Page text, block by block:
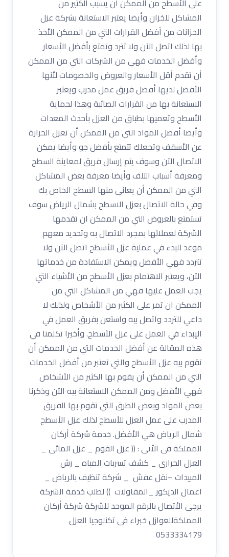
على الأسطح من الممكن أن يسبب الكثير من
المشاكل للخزان وأيضا يعتبر الاستعانة بشركة عزل
الخزانات من أفضل القرارات التي من الممكن الأخذ
بها لذلك اتصل الآن ولا تترد وتمتع بأفضل الأسعار
وأفضل الخدمات فهي من الشركات التي من الممكن
أن تقدم أقل الأسعار والعروض والخصومات لأنها
الأفضل لديها أفضل فريق عمل مدرب ويعتبر
الاستعانة بها من القرارات الصائبة وهذا لحماية
الأسطح وتعميها بطباق من العزل بأحدث المعدات
وأيضا أفضل المواد التي من الممكن أن تعزل الحرارة
عن الأسقف وتجعلك تتمتع بأفضل جو وأيضا يمكن
الاتصال الآن وسوف يتم إرسال فريق لمعاينة السطح
ومعرفة أسباب التلف وأيضا معرفة بعض المشاكل
التي من الممكن أن يعانى منها السطح الخاص بك
وفي حالة الاتصال بعزل الاسطح بشمال الرياض سوف
تستمتع بالعروض التي من الممكن ان تقدمها
الشركة لعملائها بمجرد الاتصال به وتحديد معهم
موعد للبدء في عملية عزل الأسطح اتصل الآن ولا
تتردد فهي الأفضل ويمكن الاستفادة من خدماتها
الآن، ويعتبر الاهتمام بعزل الأسطح من الأشياء التي
يجب العمل عليها فهي من المشاكل التي من
الممكن ان تمر على الكثير من الأشخاص ولذلك لا
داعي للتردد واتصل بيه واستعن بفريق العمل في
الإبداء في العمل على عزل الأسطح. وأخيرا تكلمنا في
هذه المقالة عن أفضل الخدمات التي من الممكن أن
تقوم بيه عزل الأسطح والتي تعتبر من أفضل الخدمات
التي من الممكن أن يقوم بها الكثير من الأشخاص
فهي الأفضل ومن الممكن الاستعانة بيه الآن وذكرنا
بعض المواد وبعض الطرق التي تقوم بها الفريق
المدرب على عمل العزل للأسطح لذلك عزل الأسطح
شمال الرياض هي الأفضل. خدمة شركة أركان
المملكة فى الاْتى : (( عزل الفوم _ عزل المائى _
العزل الحرارى _ كشف تسربات المياه _ رش
المبيدات –نقل عفش _ شركة تنظيف بالرياض _
اعمال الديكور _المقاولات )) لطلب خدمة الشركة
يرجى الاْتصال بالرقم الموحد للشركة شركة أركان
المملكةللعوازل خبراء فى تكنلوجيا العزل
0533334179